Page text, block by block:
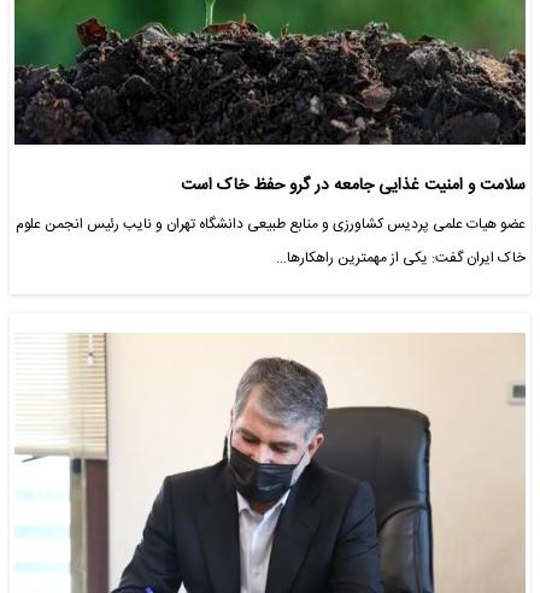
سلامت و امنیت غذایی جامعه در گرو حفظ خاک است
عضو هیات علمی پردیس کشاورزی و منابع طبیعی دانشگاه تهران و نایب رئیس انجمن علوم
خاک ایران گفت: یکی از مهمترین راهکارها…